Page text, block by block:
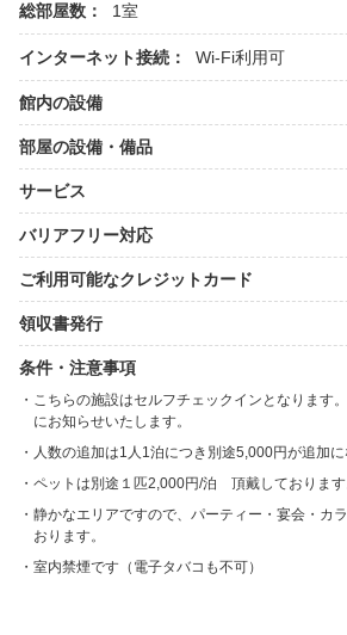
総部屋数： 1室
インターネット接続： Wi-Fi利用可
館内の設備
部屋の設備・備品
サービス
バリアフリー対応
ご利用可能なクレジットカード
領収書発行
条件・注意事項
こちらの施設はセルフチェックインとなります
にお知らせいたします。
人数の追加は1人1泊につき別途5,000円が追加に
ペットは別途１匹2,000円/泊 頂戴しております
静かなエリアですので、パーティー・宴会・カ
おります。
室内禁煙です（電子タバコも不可）